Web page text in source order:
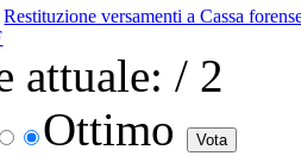
Restituzione versamenti a Cassa
attuale: / 2
Ottimo